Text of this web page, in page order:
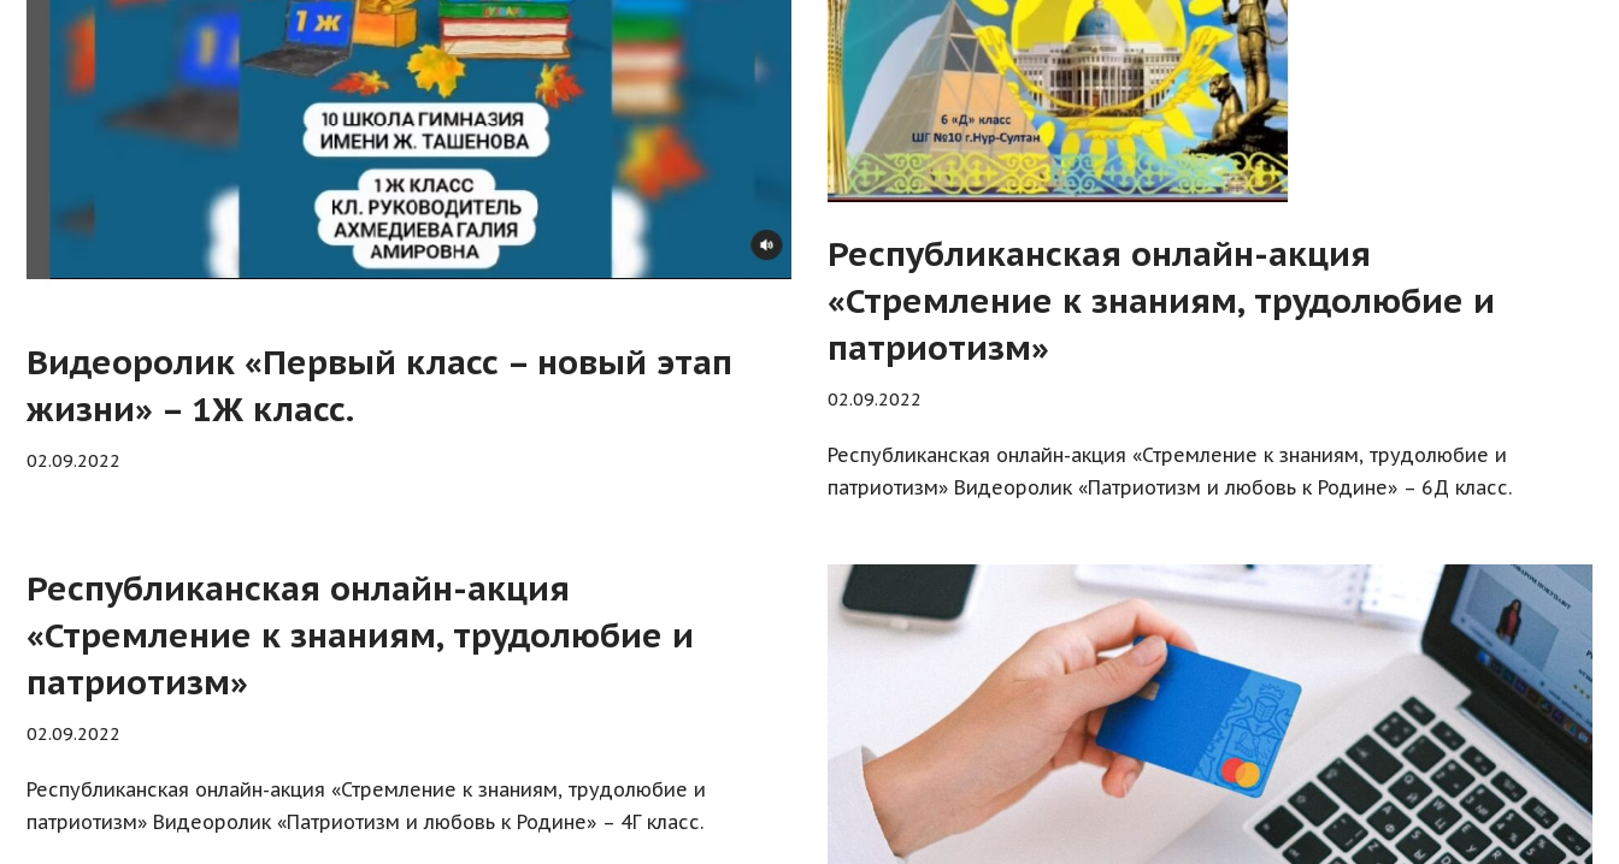
Видеоролик «Первый класс – новый этап
жизни» – 1Ж класс.
02.09.2022
Республиканская онлайн-акция
«Стремление к знаниям, трудолюбие и
патриотизм»
02.09.2022
Республиканская онлайн-акция «Стремление к знаниям, трудолюбие и
патриотизм» Видеоролик «Патриотизм и любовь к Родине» – 6Д класс.
Республиканская онлайн-акция
«Стремление к знаниям, трудолюбие и
патриотизм»
02.09.2022
Республиканская онлайн-акция «Стремление к знаниям, трудолюбие и
патриотизм» Видеоролик «Патриотизм и любовь к Родине» – 4Г класс.